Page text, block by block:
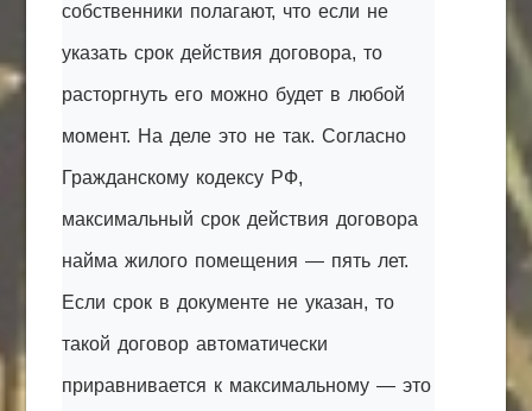
собственники полагают, что если не
указать срок действия договора, то
расторгнуть его можно будет в любой
момент. На деле это не так. Согласно
Гражданскому кодексу РФ,
максимальный срок действия договора
найма жилого помещения — пять лет.
Если срок в документе не указан, то
такой договор автоматически
приравнивается к максимальному — это